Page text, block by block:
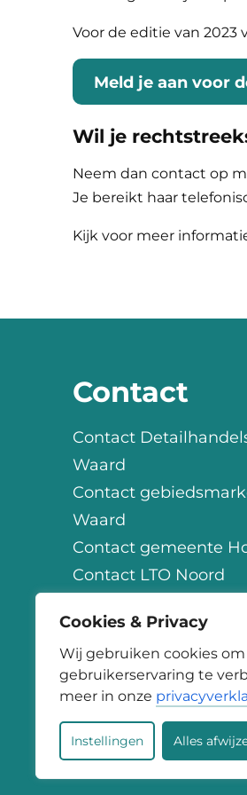
Cookies & Privacy
Wij gebruiken cookies om
gebruikerservaring te
meer in onze
Instellingen Alles
Voor de editie van 2023
Meld je aan voor
Wil je
Neem dan contact op
Je bereikt haar
Kijk voor meer
Contact
Contact
Waard
Contact
Waard
Contact gemeente
Contact LTO Noord
Contact StartSmart